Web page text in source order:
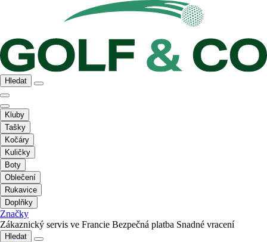
Hledat
Kluby
Tašky
Kočáry
Kuličky
Boty
Oblečení
Rukavice
Doplňky
Značky
Zákaznický servis ve Francie Bezpečná platba Snadné vracení
Hledat